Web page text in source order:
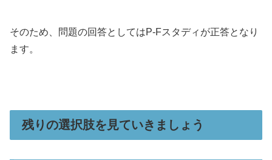
そのため、問題の回答としてはP-Fスタディが正答となり
ます。
残りの選択肢を見ていきましょう